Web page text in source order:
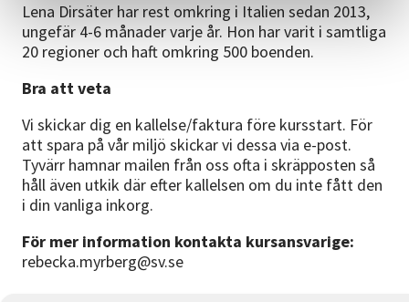
Lena Dirsäter har rest omkring i Italien sedan 2013,
ungefär 4-6 månader varje år. Hon har varit i samtliga
20 regioner och haft omkring 500 boenden.
Bra att veta
Vi skickar dig en kallelse/faktura före kursstart. För
att spara på vår miljö skickar vi dessa via e-post.
Tyvärr hamnar mailen från oss ofta i skräpposten så
håll även utkik där efter kallelsen om du inte fått den
i din vanliga inkorg.
För mer information kontakta kursansvarige:
rebecka.myrberg@sv.se